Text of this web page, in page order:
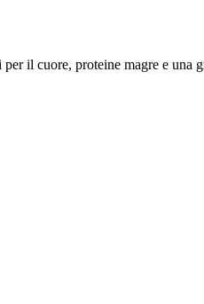
il cuore, proteine magre e una